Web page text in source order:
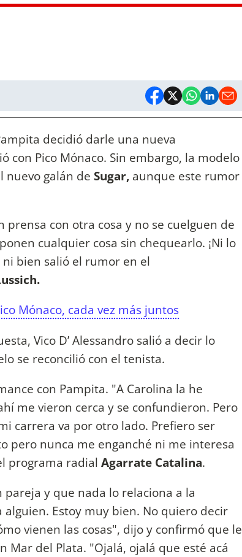
decidió darle una nueva
con Pico Mónaco. Sin embargo, la modelo
nuevo galán de Sugar, aunque este rumor
prensa con otra cosa y no se cuelguen de
cualquier cosa sin chequearlo. ¡Ni lo
bien salió el rumor en el
Mónaco, cada vez más juntos
Vico D’ Alessandro salió a decir lo
se reconcilió con el tenista.
con Pampita. "A Carolina la he
me vieron cerca y se confundieron. Pero
carrera va por otro lado. Prefiero ser
pero nunca me enganché ni me interesa
programa radial Agarrate Catalina.
y que nada lo relaciona a la
Estoy muy bien. No quiero decir
vienen las cosas", dijo y confirmó que le
Mar del Plata. "Ojalá, ojalá que esté acá